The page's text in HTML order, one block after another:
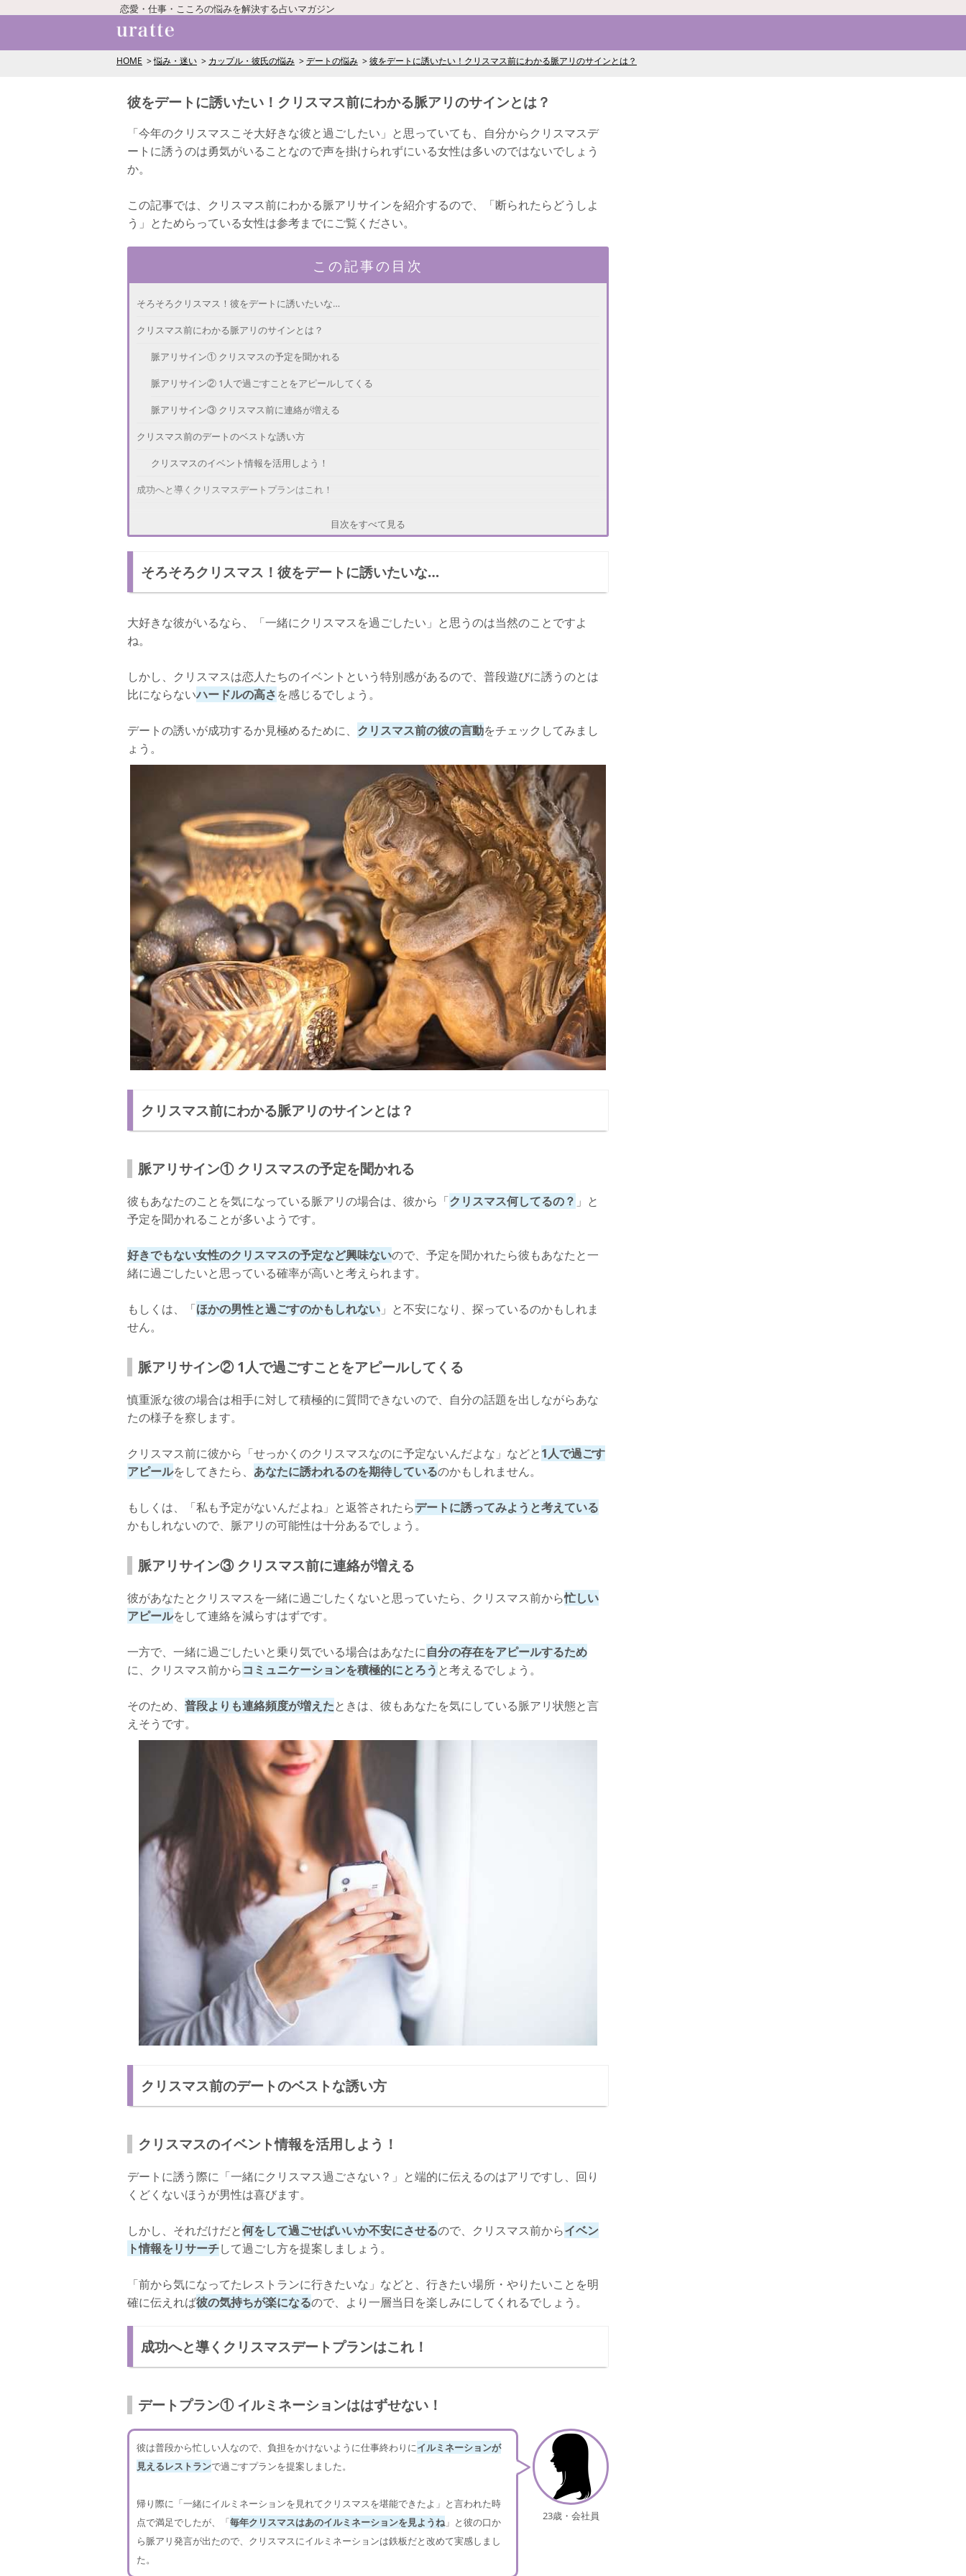
恋愛・仕事・こころの悩みを解決する占いマガジン
HOME 悩み・迷い カップル・彼氏の悩み デートの悩み 彼をデートに誘いたい！クリスマス前にわかる脈アリのサインとは？
彼をデートに誘いたい！クリスマス前にわかる脈アリのサインとは？
「今年のクリスマスこそ大好きな彼と過ごしたい」と思っていても、自分からクリスマスデ
ートに誘うのは勇気がいることなので声を掛けられずにいる女性は多いのではないでしょう
か。
この記事では、クリスマス前にわかる脈アリサインを紹介するので、「断られたらどうしよ
う」とためらっている女性は参考までにご覧ください。
この記事の目次
そろそろクリスマス！彼をデートに誘いたいな…
クリスマス前にわかる脈アリのサインとは？
脈アリサイン① クリスマスの予定を聞かれる
脈アリサイン② 1人で過ごすことをアピールしてくる
脈アリサイン③ クリスマス前に連絡が増える
クリスマス前のデートのベストな誘い方
クリスマスのイベント情報を活用しよう！
成功へと導くクリスマスデートプランはこれ！
脈アリと感じたらデートに誘おう！
目次をすべて見る
そろそろクリスマス！彼をデートに誘いたいな…
大好きな彼がいるなら、「一緒にクリスマスを過ごしたい」と思うのは当然のことですよ
ね。
しかし、クリスマスは恋人たちのイベントという特別感があるので、普段遊びに誘うのとは
比にならないハードルの高さを感じるでしょう。
デートの誘いが成功するか見極めるために、 クリスマス前の彼の言動をチェックしてみまし
ょう。
クリスマス前にわかる脈アリのサインとは？
脈アリサイン① クリスマスの予定を聞かれる
彼もあなたのことを気になっている脈アリの場合は、彼から「クリスマス何してるの？ 」と
予定を聞かれることが多いようです。
好きでもない女性のクリスマスの予定など興味ないので、予定を聞かれたら彼もあなたと一
緒に過ごしたいと思っている確率が高いと考えられます。
もしくは、「ほかの男性と過ごすのかもしれない 」と不安になり、探っているのかもしれま
せん。
脈アリサイン② 1人で過ごすことをアピールしてくる
慎重派な彼の場合は相手に対して積極的に質問できないので、自分の話題を出しながらあな
たの様子を察します。
クリスマス前に彼から「せっかくのクリスマスなのに予定ないんだよな」などと1人で過ごす
アピールをしてきたら、 あなたに誘われるのを期待しているのかもしれません。
もしくは、「私も予定がないんだよね」と返答されたらデートに誘ってみようと考えている
かもしれないので、脈アリの可能性は十分あるでしょう。
脈アリサイン③ クリスマス前に連絡が増える
彼があなたとクリスマスを一緒に過ごしたくないと思っていたら、クリスマス前から忙しい
アピールをして連絡を減らすはずです。
一方で、一緒に過ごしたいと乗り気でいる場合はあなたに自分の存在をアピールするため
に、クリスマス前からコミュニケーションを積極的にとろう と考えるでしょう。
そのため、 普段よりも連絡頻度が増えたときは、彼もあなたを気にしている脈アリ状態と言
えそうです。
クリスマス前のデートのベストな誘い方
クリスマスのイベント情報を活用しよう！
デートに誘う際に「一緒にクリスマス過ごさない？」と端的に伝えるのはアリですし、回り
くどくないほうが男性は喜びます。
しかし、それだけだと何をして過ごせばいいか不安にさせるので、クリスマス前からイベン
ト情報をリサーチして過ごし方を提案しましょう。
「前から気になってたレストランに行きたいな」などと、行きたい場所・やりたいことを明
確に伝えれば彼の気持ちが楽になるので、より一層当日を楽しみにしてくれるでしょう。
成功へと導くクリスマスデートプランはこれ！
デートプラン① イルミネーションははずせない！
23歳・会社員
彼は普段から忙しい人なので、負担をかけないように仕事終わりにイルミネーションが
見えるレストランで過ごすプランを提案しました。
帰り際に「一緒にイルミネーションを見れてクリスマスを堪能できたよ」と言われた時
点で満足でしたが、「毎年クリスマスはあのイルミネーションを見ようね」と彼の口か
ら脈アリ発言が出たので、クリスマスにイルミネーションは鉄板だと改めて実感しまし
た。